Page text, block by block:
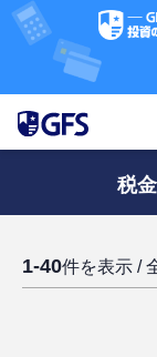
税金
1-40件を表示 /